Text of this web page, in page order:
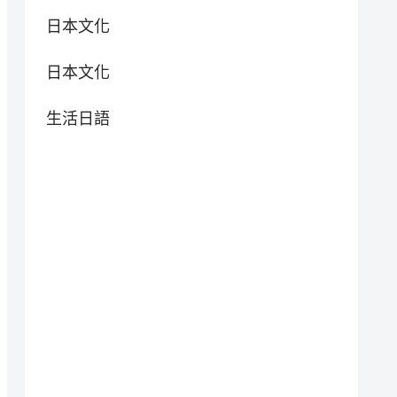
日本文化
日本文化
生活日語